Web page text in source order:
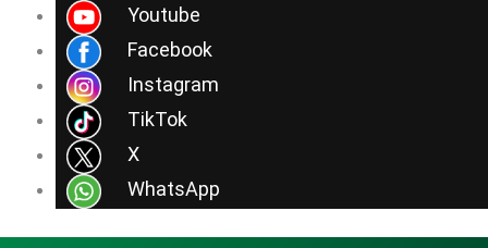
Youtube
Facebook
Instagram
TikTok
X
WhatsApp
contenido